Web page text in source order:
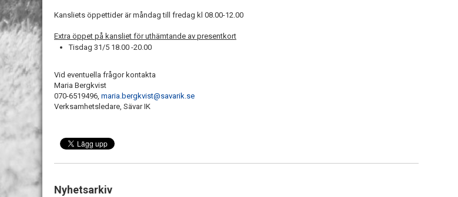
Kansliets öppettider är måndag till fredag kl 08.00-12.00
Extra öppet på kansliet för uthämtande av presentkort
Tisdag 31/5 18.00 -20.00
Vid eventuella frågor kontakta
Maria Bergkvist
070-6519496, maria.bergkvist@savarik.se
Verksamhetsledare, Sävar IK
Nyhetsarkiv